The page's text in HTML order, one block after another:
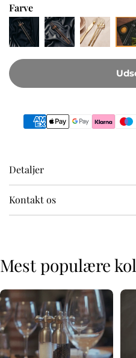
Farve
Betalingsmetoder
Detaljer
Kontakt os
Mest populære